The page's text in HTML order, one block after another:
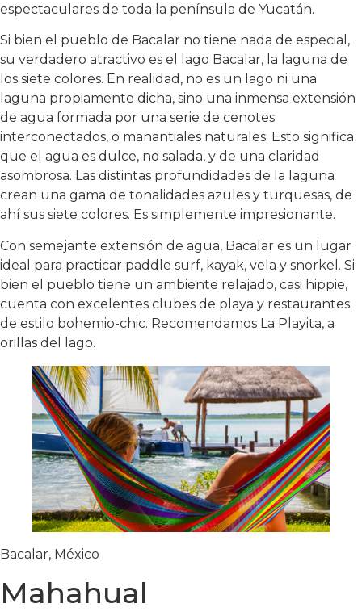
espectaculares de toda la península de Yucatán.
Si bien el pueblo de Bacalar no tiene nada de especial,
su verdadero atractivo es el lago Bacalar, la laguna de
los siete colores. En realidad, no es un lago ni una
laguna propiamente dicha, sino una inmensa extensión
de agua formada por una serie de cenotes
interconectados, o manantiales naturales. Esto significa
que el agua es dulce, no salada, y de una claridad
asombrosa. Las distintas profundidades de la laguna
crean una gama de tonalidades azules y turquesas, de
ahí sus siete colores. Es simplemente impresionante.
Con semejante extensión de agua, Bacalar es un lugar
ideal para practicar paddle surf, kayak, vela y snorkel. Si
bien el pueblo tiene un ambiente relajado, casi hippie,
cuenta con excelentes clubes de playa y restaurantes
de estilo bohemio-chic. Recomendamos La Playita, a
orillas del lago.
Bacalar, México
Mahahual